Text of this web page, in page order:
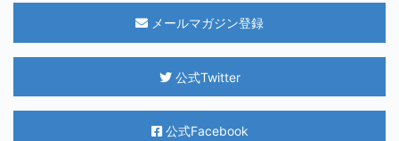
メールマガジン登録
公式Twitter
公式Facebook